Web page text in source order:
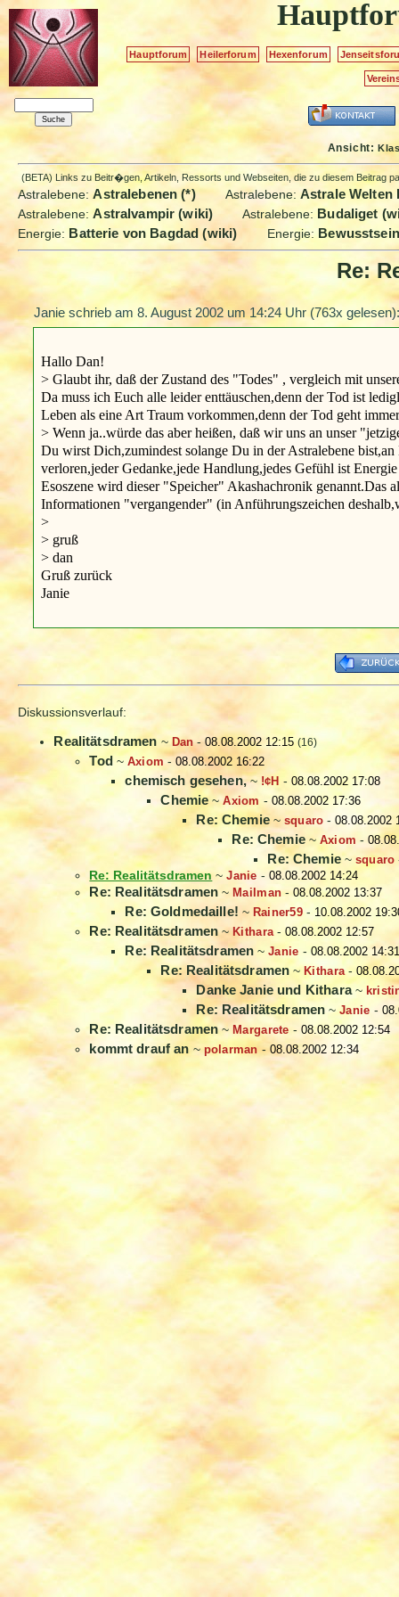
Hauptforum Heilerforum Hexenforum
Ansicht:
(BETA) Links zu Beitr�gen, Artikeln, Ressorts und Webseiten, die zu diesem Beitrag
Astralebene:Astralebenen (*) Astralebene: Astrale Welten
Astralebene:Astralvampir (wiki) Astralebene: Budaliget
Energie: Batterie von Bagdad (wiki) Energie:
Re:
Janie schrieb am8. August 2002 um 14:24 Uhr (763x
Hallo Dan!
> Glaubt ihr, daß der Zustand des "Todes" , vergleich mit
Da muss ich Euch alle leider enttäuschen,denn der Tod ist
Leben als eine Art Traum vorkommen,denn der Tod geht
> Wenn ja..würde das aber heißen, daß wir uns an unser
Du wirst Dich,zumindest solange Du in der Astralebene
verloren,jeder Gedanke,jede Handlung,jedes Gefühl ist
Esoszene wird dieser "Speicher" Akashachronik genannt.Das
Informationen "vergangender" (in Anführungszeichen
>
> gruß
> dan
Gruß zurück
Janie
Diskussionsverlauf:
Realitätsdramen ~ Dan -08.08.2002 12:15 (16)
Tod ~ Axiom-08.08.2002 16:22
chemisch gesehen,~ !¢H - 08.08.2002 17:08
Chemie ~Axiom - 08.08.2002 17:36
Re: Chemie~ squaro -08.08.2002
Re: Chemie~ Axiom -
Re: Chemie~ squaro
Re: Realitätsdramen ~Janie - 08.08.2002 14:24
Re: Realitätsdramen ~ Mailman-08.08.2002 13:37
Re: Goldmedaille! ~ Rainer59 - 10.08.2002
Re: Realitätsdramen~Kithara -08.08.2002 12:57
Re: Realitätsdramen ~Janie - 08.08.2002 14:31
Re: Realitätsdramen ~ Kithara-
Danke Janie und Kithara~
Re: Realitätsdramen ~Janie -
Re: Realitätsdramen~ Margarete - 08.08.2002 12:54
kommt drauf an ~ polarman - 08.08.2002 12:34